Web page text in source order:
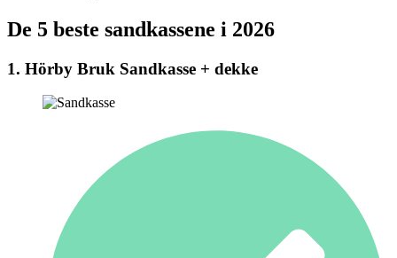
De 5 beste sandkassene i 2026
1. Hörby Bruk Sandkasse + dekke